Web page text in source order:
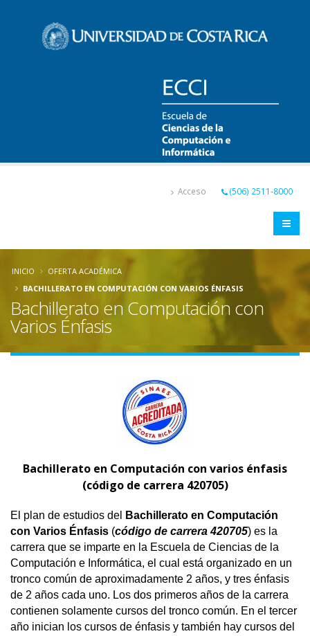
Acceso (506) 2511-8000
INICIO
OFERTA ACADÉMICA
BACHILLERATO EN COMPUTACIÓN CON VARIOS ÉNFASIS
Bachillerato en Computación con
Varios Énfasis
Bachillerato en Computación con varios énfasis
(código de carrera 420705)
El plan de estudios del
Bachillerato en Computación
con Varios Énfasis (código de carrera 420705) es la
carrera que se imparte en la Escuela de Ciencias de la
Computación e Informática, el cual está organizado en un
tronco común de aproximadamente 2 años, y tres énfasis
de 2 años cada uno. Los dos primeros años de la carrera
contienen solamente cursos del tronco común. En el tercer
año inician los cursos de énfasis y también hay cursos del